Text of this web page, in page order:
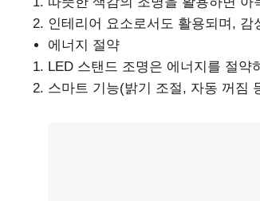
인테리어 요소로서도 활용되며,
에너지 절약
LED 스탠드 조명은 에너지를 절약
스마트 기능(밝기 조절, 자동 꺼짐